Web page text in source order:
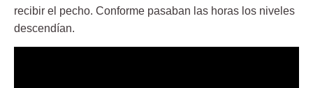
recibir el pecho. Conforme pasaban las horas los niveles
descendían.